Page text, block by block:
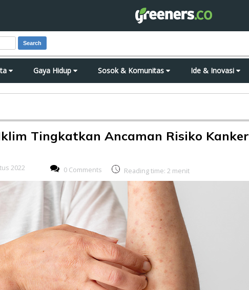
Search
Gaya Hidup Sosok & Komunitas Ide & Inovasi
Tingkatkan Ancaman Risiko Kanker
2022 0 Comments Reading time: 2 menit